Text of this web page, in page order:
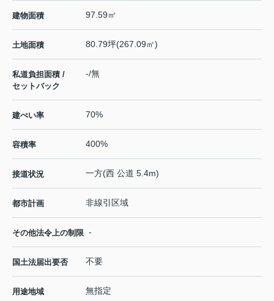
建物面積 97.59㎡
土地面積 80.79坪(267.09㎡)
私道負担面積 /
セットバック
-/無
建ぺい率 70%
容積率 400%
接道状況 一方(西 公道 5.4m)
都市計画 非線引区域
その他法令上の制限 -
国土法届出要否 不要
用途地域 無指定